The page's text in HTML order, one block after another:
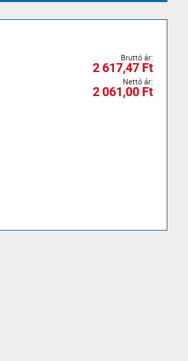
2 617,47 Ft
2 061,00 Ft